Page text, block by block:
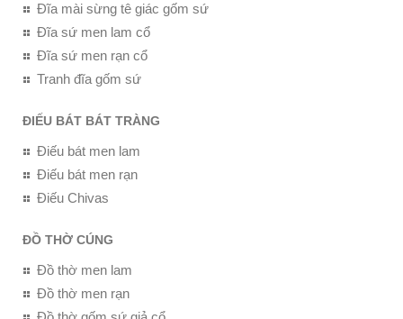
Đĩa mài sừng tê giác gốm sứ
Đĩa sứ men lam cổ
Đĩa sứ men rạn cổ
Tranh đĩa gốm sứ
ĐIẾU BÁT BÁT TRÀNG
Điếu bát men lam
Điếu bát men rạn
Điếu Chivas
ĐỒ THỜ CÚNG
Đồ thờ men lam
Đồ thờ men rạn